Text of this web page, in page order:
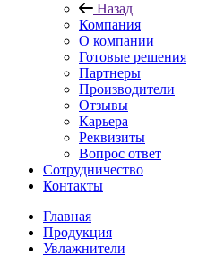
Назад
Компания
О компании
Готовые решения
Партнеры
Производители
Отзывы
Карьера
Реквизиты
Вопрос ответ
Сотрудничество
Контакты
Главная
Продукция
Увлажнители